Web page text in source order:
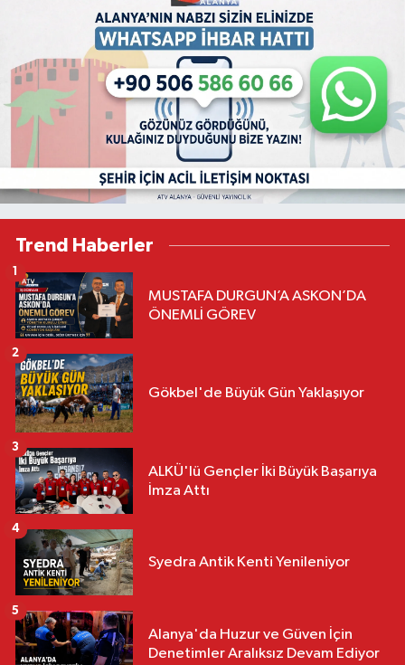
Trend Haberler
MUSTAFA DURGUN’A ASKON’DA
ÖNEMLİ GÖREV
Gökbel'de Büyük Gün Yaklaşıyor
2
ALKÜ'lü Gençler İki Büyük Başarıya
İmza Attı
3
Syedra Antik Kenti Yenileniyor
4
Alanya'da Huzur ve Güven İçin
Denetimler Aralıksız Devam Ediyor
5